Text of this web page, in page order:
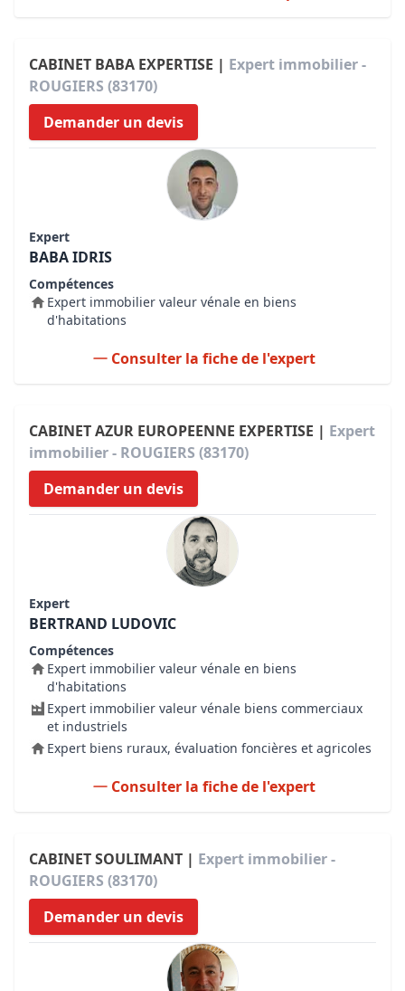
CABINET BABA EXPERTISE | Expert immobilier -
ROUGIERS (83170)
Demander un devis
Expert
BABA IDRIS
Compétences
Expert immobilier valeur vénale en biens
d'habitations
Consulter la fiche de l'expert
CABINET AZUR EUROPEENNE EXPERTISE | Expert
immobilier - ROUGIERS (83170)
Demander un devis
Expert
BERTRAND LUDOVIC
Compétences
Expert immobilier valeur vénale en biens
d'habitations
Expert immobilier valeur vénale biens commerciaux
et industriels
Expert biens ruraux, évaluation foncières et agricoles
Consulter la fiche de l'expert
CABINET SOULIMANT | Expert immobilier -
ROUGIERS (83170)
Demander un devis